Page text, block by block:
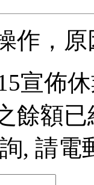
作，
宣佈
餘額
, 請電